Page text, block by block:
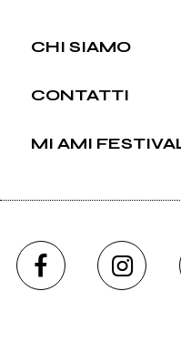
CHI SIAMO
CONTATTI
MI AMI